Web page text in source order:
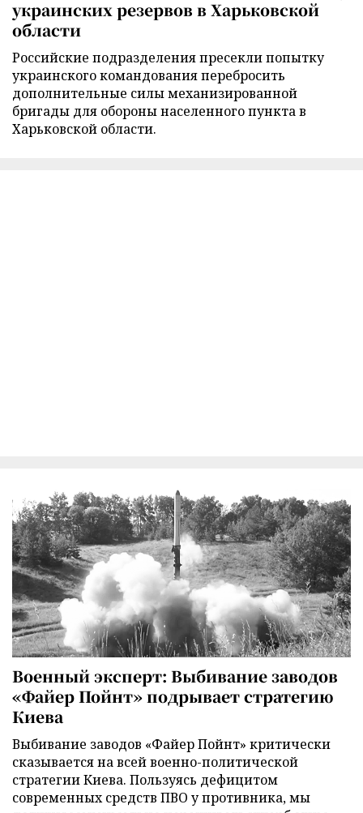
украинских резервов в Харьковской
области
Российские подразделения пресекли попытку
украинского командования перебросить
дополнительные силы механизированной
бригады для обороны населенного пункта в
Харьковской области.
Военный эксперт: Выбивание заводов
«Файер Пойнт» подрывает стратегию
Киева
Выбивание заводов «Файер Пойнт» критически
сказывается на всей военно-политической
стратегии Киева. Пользуясь дефицитом
современных средств ПВО у противника, мы